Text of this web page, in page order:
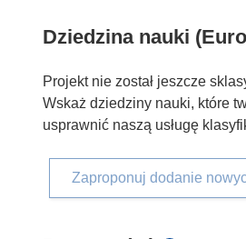
Dziedzina nauki
Projekt nie został jeszcze
Wskaż dziedziny nauki, które
usprawnić naszą usługę
Zaproponuj dodanie